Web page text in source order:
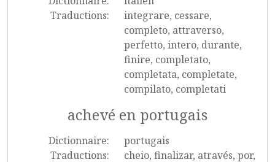
Traductions:
integrare, cessare,
completo, attraverso,
perfetto, intero, durante,
finire, completato,
completata, completate,
compilato, completati
achevé en portugais
Dictionnaire:
portugais
Traductions:
cheio, finalizar, através, por,